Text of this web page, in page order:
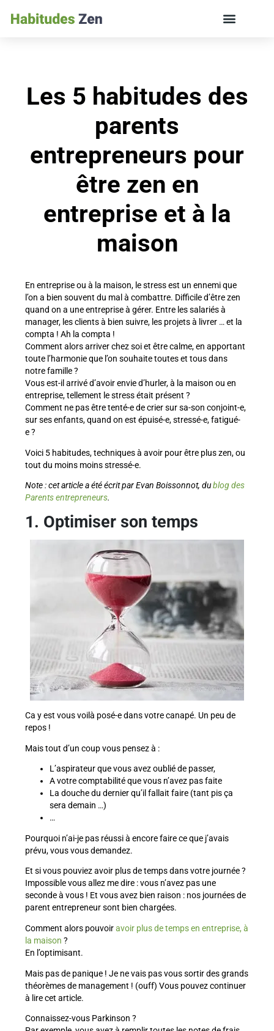
Les 5 habitudes des
parents
entrepreneurs pour
être zen en
entreprise et à la
maison
En entreprise ou à la maison, le stress est un ennemi que
l’on a bien souvent du mal à combattre. Difficile d’être zen
quand on a une entreprise à gérer. Entre les salariés à
manager, les clients à bien suivre, les projets à livrer … et la
compta ! Ah la compta !
Comment alors arriver chez soi et être calme, en apportant
toute l’harmonie que l’on souhaite toutes et tous dans
notre famille ?
Vous est-il arrivé d’avoir envie d’hurler, à la maison ou en
entreprise, tellement le stress était présent ?
Comment ne pas être tenté-e de crier sur sa-son conjoint-e,
sur ses enfants, quand on est épuisé-e, stressé-e, fatigué-
e ?
Voici 5 habitudes, techniques à avoir pour être plus zen, ou
tout du moins moins stressé-e.
Note : cet article a été écrit par Evan Boissonnot, dublog des
Parents entrepreneurs.
1. Optimiser son temps
Ca y est vous voilà posé-e dans votre canapé. Un peu de
repos !
Mais tout d’un coup vous pensez à :
L’aspirateur que vous avez oublié de passer,
A votre comptabilité que vous n’avez pas faite
La douche du dernier qu’il fallait faire (tant pis ça
sera demain …)
…
Pourquoi n’ai-je pas réussi à encore faire ce que j’avais
prévu, vous vous demandez.
Et si vous pouviez avoir plus de temps dans votre journée ?
Impossible vous allez me dire : vous n’avez pas une
seconde à vous ! Et vous avez bien raison : nos journées de
parent entrepreneur sont bien chargées.
Comment alors pouvoiravoir plus de temps en entreprise, à
la maison ?
En l’optimisant.
Mais pas de panique ! Je ne vais pas vous sortir des grands
théorèmes de management ! (ouff) Vous pouvez continuer
à lire cet article.
Connaissez-vous Parkinson ?